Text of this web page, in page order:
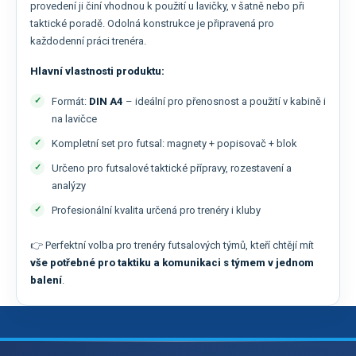
provedení ji činí vhodnou k použití u lavičky, v šatně nebo při
taktické poradě. Odolná konstrukce je připravená pro
každodenní práci trenéra.
Hlavní vlastnosti produktu:
Formát: DIN A4 – ideální pro přenosnost a použití v kabině i
na lavičce
Kompletní set pro futsal: magnety + popisovač + blok
Určeno pro futsalové taktické přípravy, rozestavení a
analýzy
Profesionální kvalita určená pro trenéry i kluby
👉 Perfektní volba pro trenéry futsalových týmů, kteří chtějí mít
vše potřebné pro taktiku a komunikaci s týmem v jednom
balení.